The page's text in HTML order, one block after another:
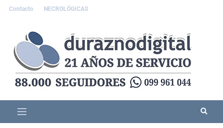
Contacto NECROLÓGICAS